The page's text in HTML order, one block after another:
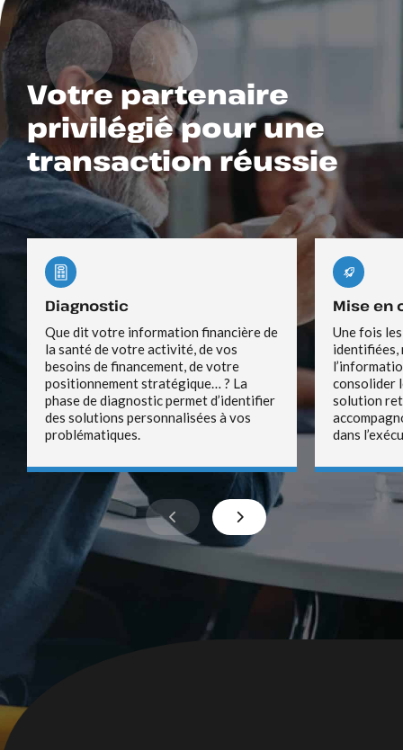
Votre partenaire
privilégié pour une
transaction réussie
Diagnostic
Que dit votre information financière de
la santé de votre activité, de vos
besoins de financement, de votre
positionnement stratégique… ? La
phase de diagnostic permet d’identifier
des solutions personnalisées à vos
problématiques.
Mise en
Une fois
identifiées,
consolider
solution
dans